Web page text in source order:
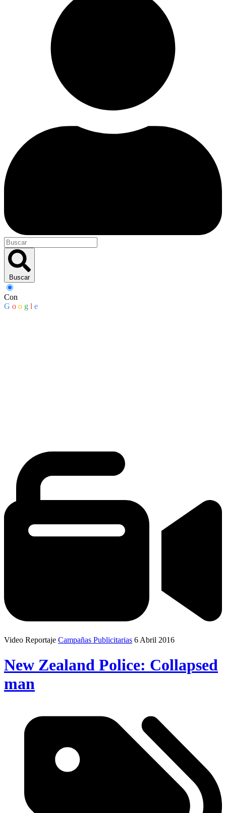
Buscar
Con
G o o g l e
Video Reportaje Campañas Publicitarias 6 Abril 2016
New Zealand Police: Collapsed
man